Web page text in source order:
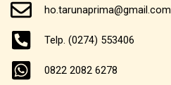
o
k
a
g
a
b
ho.tarunaprima@gmail.com
Telp. (0274) 553406
0822 2082 6278